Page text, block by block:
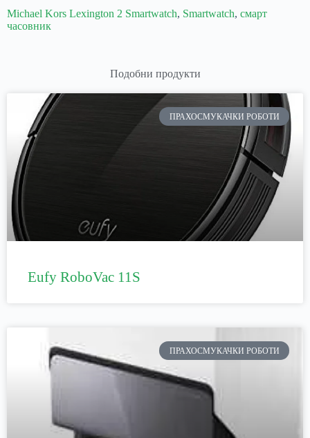
Michael Kors Lexington 2 Smartwatch, Smartwatch, смарт
часовник
Подобни продукти
ПРАХОСМУКАЧКИ РОБОТИ
Eufy RoboVac 11S
ПРАХОСМУКАЧКИ РОБОТИ